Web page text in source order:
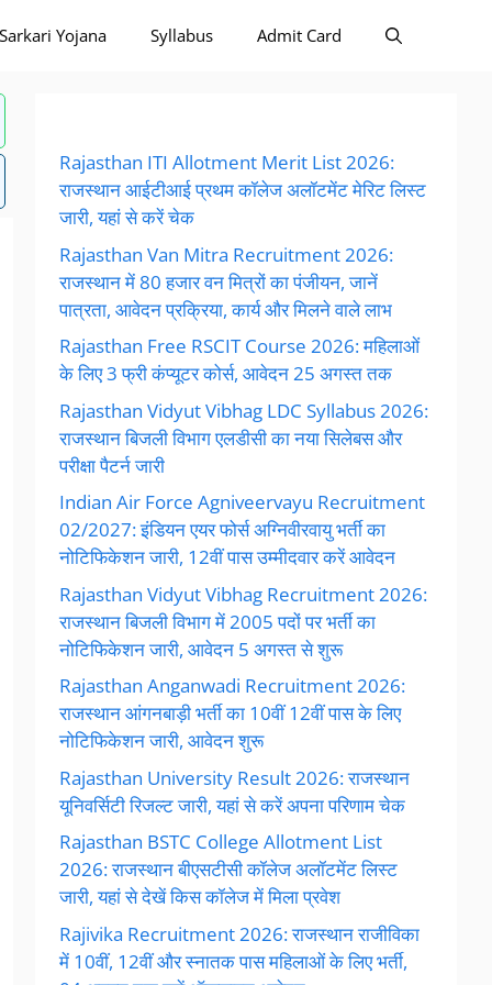
Sarkari Yojana Syllabus Admit Card
Rajasthan ITI Allotment Merit List 2026:
राजस्थान आईटीआई प्रथम कॉलेज अलॉटमेंट मेरिट लिस्ट
जारी, यहां से करें चेक
Rajasthan Van Mitra Recruitment 2026:
राजस्थान में 80 हजार वन मित्रों का पंजीयन, जानें
पात्रता, आवेदन प्रक्रिया, कार्य और मिलने वाले लाभ
Rajasthan Free RSCIT Course 2026: महिलाओं
के लिए 3 फ्री कंप्यूटर कोर्स, आवेदन 25 अगस्त तक
Rajasthan Vidyut Vibhag LDC Syllabus 2026:
राजस्थान बिजली विभाग एलडीसी का नया सिलेबस और
परीक्षा पैटर्न जारी
Indian Air Force Agniveervayu Recruitment
02/2027: इंडियन एयर फोर्स अग्निवीरवायु भर्ती का
नोटिफिकेशन जारी, 12वीं पास उम्मीदवार करें आवेदन
Rajasthan Vidyut Vibhag Recruitment 2026:
राजस्थान बिजली विभाग में 2005 पदों पर भर्ती का
नोटिफिकेशन जारी, आवेदन 5 अगस्त से शुरू
Rajasthan Anganwadi Recruitment 2026:
राजस्थान आंगनबाड़ी भर्ती का 10वीं 12वीं पास के लिए
नोटिफिकेशन जारी, आवेदन शुरू
Rajasthan University Result 2026: राजस्थान
यूनिवर्सिटी रिजल्ट जारी, यहां से करें अपना परिणाम चेक
Rajasthan BSTC College Allotment List
2026: राजस्थान बीएसटीसी कॉलेज अलॉटमेंट लिस्ट
जारी, यहां से देखें किस कॉलेज में मिला प्रवेश
Rajivika Recruitment 2026: राजस्थान राजीविका
में 10वीं, 12वीं और स्नातक पास महिलाओं के लिए भर्ती,